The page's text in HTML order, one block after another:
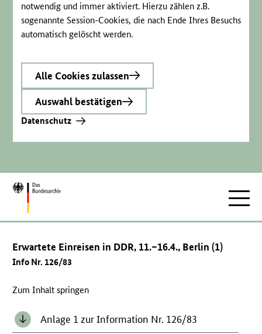
notwendig und immer aktiviert. Hierzu zählen z.B.
sogenannte Session-Cookies, die nach Ende Ihres Besuchs
automatisch gelöscht werden.
Alle Cookies zulassen
Auswahl bestätigen
Datenschutz
Zur
Erwartete Einreisen in DDR, 11.–16.4., Berlin (1)
Info Nr. 126/83
Zum Inhalt springen
Anlage 1 zur Information Nr. 126/83